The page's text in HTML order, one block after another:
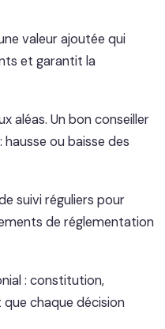
valeur ajoutée qui
et garantit la
aléas. Un bon conseiller
ou baisse des
suivi réguliers pour
de réglementation
: constitution,
chaque décision